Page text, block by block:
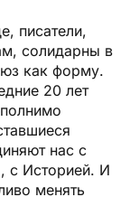
писатели,
солидарны в
как форму.
20 лет
нас с
с Историей. И
менять